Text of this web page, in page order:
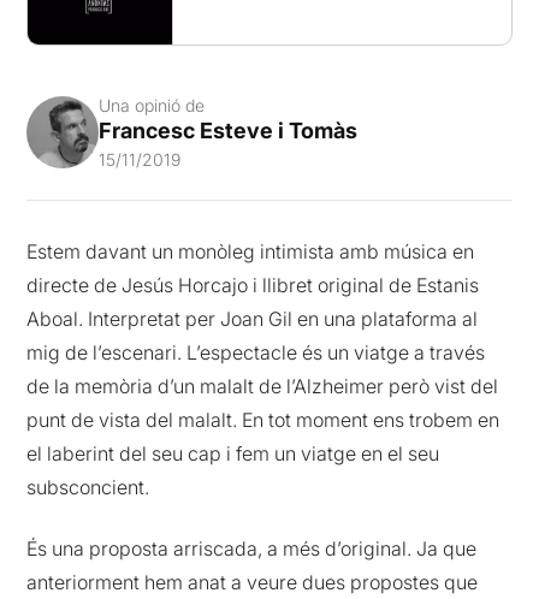
Una opinió de
Francesc Esteve i Tomàs
15/11/2019
Estem davant un monòleg intimista amb música en
directe de Jesús Horcajo i llibret original de Estanis
Aboal. Interpretat per Joan Gil en una plataforma al
mig de l’escenari. L’espectacle és un viatge a través
de la memòria d’un malalt de l’Alzheimer però vist del
punt de vista del malalt. En tot moment ens trobem en
el laberint del seu cap i fem un viatge en el seu
subsconcient.
És una proposta arriscada, a més d’original. Ja que
anteriorment hem anat a veure dues propostes que